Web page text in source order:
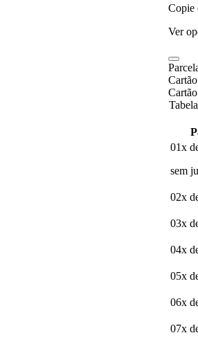
Copie
Ver
01x
sem
02x
03x
04x
05x
06x
07x